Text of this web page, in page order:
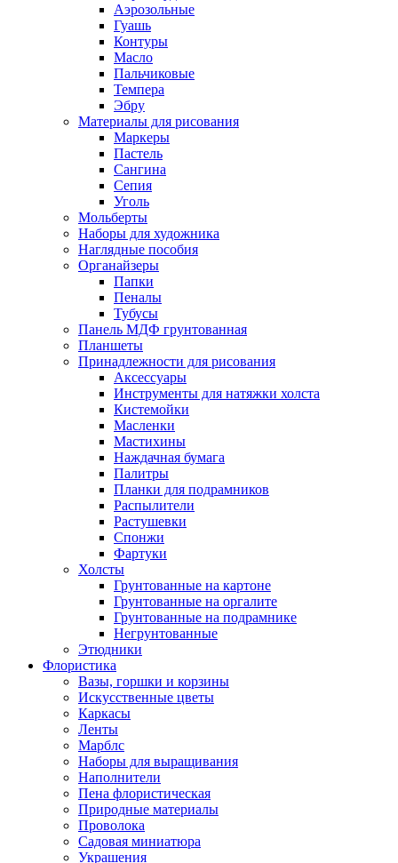
Аэрозольные
Гуашь
Контуры
Масло
Пальчиковые
Темпера
Эбру
Материалы для рисования
Маркеры
Пастель
Сангина
Сепия
Уголь
Мольберты
Наборы для художника
Наглядные пособия
Органайзеры
Папки
Пеналы
Тубусы
Панель МДФ грунтованная
Планшеты
Принадлежности для рисования
Аксессуары
Инструменты для натяжки холста
Кистемойки
Масленки
Мастихины
Наждачная бумага
Палитры
Планки для подрамников
Распылители
Растушевки
Спонжи
Фартуки
Холсты
Грунтованные на картоне
Грунтованные на оргалите
Грунтованные на подрамнике
Негрунтованные
Этюдники
Флористика
Вазы, горшки и корзины
Искусственные цветы
Каркасы
Ленты
Марблс
Наборы для выращивания
Наполнители
Пена флористическая
Природные материалы
Проволока
Садовая миниатюра
Украшения